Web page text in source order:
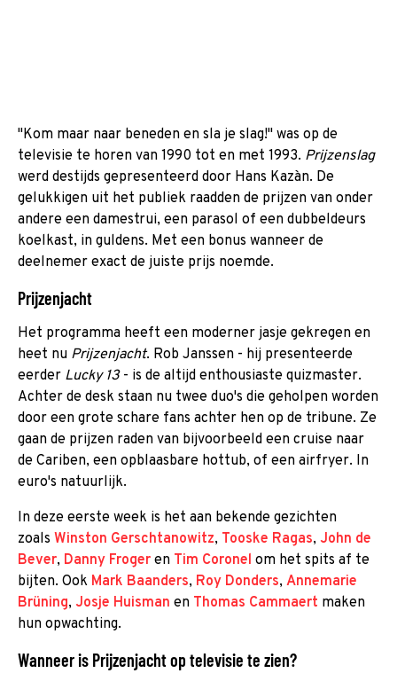
"Kom maar naar beneden en sla je slag!" was op de
televisie te horen van 1990 tot en met 1993. Prijzenslag
werd destijds gepresenteerd door Hans Kazàn. De
gelukkigen uit het publiek raadden de prijzen van onder
andere een damestrui, een parasol of een dubbeldeurs
koelkast, in guldens. Met een bonus wanneer de
deelnemer exact de juiste prijs noemde.
Prijzenjacht
Het programma heeft een moderner jasje gekregen en
heet nu Prijzenjacht. Rob Janssen - hij presenteerde
eerder Lucky 13- is de altijd enthousiaste quizmaster.
Achter de desk staan nu twee duo's die geholpen worden
door een grote schare fans achter hen op de tribune. Ze
gaan de prijzen raden van bijvoorbeeld een cruise naar
de Cariben, een opblaasbare hottub, of een airfryer. In
euro's natuurlijk.
In deze eerste week is het aan bekende gezichten
zoals Winston Gerschtanowitz, Tooske Ragas, John de
Bever, Danny Froger en Tim Coronel om het spits af te
bijten. Ook Mark Baanders, Roy Donders, Annemarie
Brüning, Josje Huisman en Thomas Cammaert maken
hun opwachting.
Wanneer is Prijzenjacht op televisie te zien?